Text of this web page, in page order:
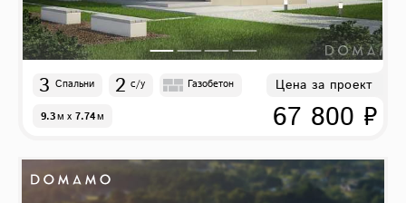
3 Спальни 2 с/у Газобетон
9.3м x 7.74м
Цена за проект
67 800 ₽